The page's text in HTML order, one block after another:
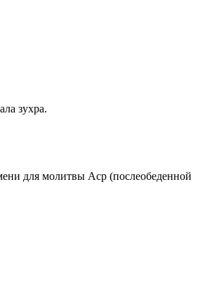
зухра.
для молитвы Аср (послеобеденной